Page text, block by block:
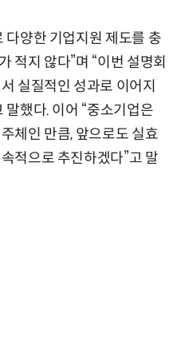
다양한 기업지원 제도를 충
적지 않다”며 “이번 설명회
실질적인 성과로 이어지
말했다. 이어 “중소기업은
체인 만큼, 앞으로도 실효
적으로 추진하겠다”고 말